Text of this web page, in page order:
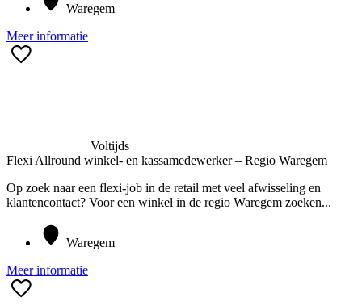
Waregem
Meer informatie
Voltijds
Flexi Allround winkel- en kassamedewerker – Regio Waregem
Op zoek naar een flexi-job in de retail met veel afwisseling en
klantencontact? Voor een winkel in de regio Waregem zoeken...
Waregem
Meer informatie